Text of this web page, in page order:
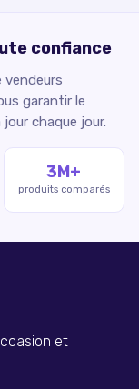
confiance
vendeurs
garantir le
chaque jour.
3M+
produits comparés
et